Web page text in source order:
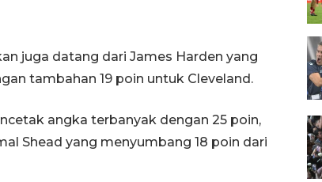
juga datang dari James Harden yang
tambahan 19 poin untuk Cleveland.
angka terbanyak dengan 25 poin,
Shead yang menyumbang 18 poin dari